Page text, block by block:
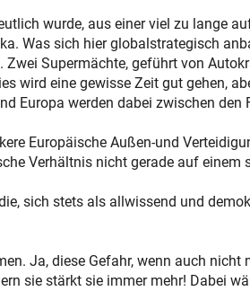
wurde, aus einer viel zu lange
Was sich hier globalstrategisch
Supermächte, geführt von
wird eine gewisse Zeit gut gehen,
Europa werden dabei zwischen den
Europäische Außen-und
Verhältnis nicht gerade auf einem
sich stets als allwissend und
Ja, diese Gefahr, wenn auch
sie stärkt sie immer mehr! Dabei